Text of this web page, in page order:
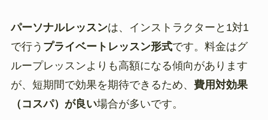
パーソナルレッスンは、インストラクターと1対1
で行う プライベートレッスン形式です。料金はグ
ループレッスンよりも高額になる傾向があります
が、短期間で効果を期待できるため、 費用対効果
（コスパ）が良い場合が多いです。